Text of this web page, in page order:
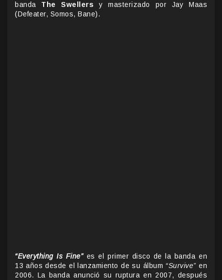
banda The Swellers y masterizado por Jay Maas
(Defeater, Somos, Bane).
“Everything Is Fine”es el primer disco de la banda en
13 años desde el lanzamiento de su álbum “Survive” en
2006. La banda anunció su ruptura en 2007, después